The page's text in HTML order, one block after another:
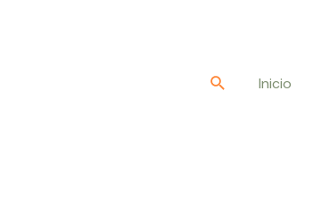
BuscarInicio